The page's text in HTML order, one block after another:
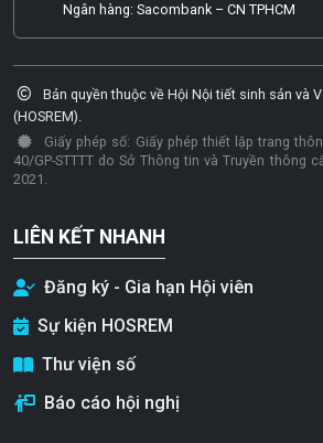
Ngân hàng: Sacombank – CN TPHCM
Bản quyền thuộc về Hội Nội tiết sinh sản và
(HOSREM).
Giấy phép số: Giấy phép thiết lập trang
40/GP-STTTT do Sở Thông tin và Truyền thông
2021.
LIÊN KẾT NHANH
Đăng ký - Gia hạn Hội viên
Sự kiện HOSREM
Thư viện số
Báo cáo hội nghị